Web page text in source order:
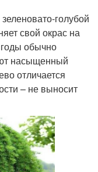
голубой
свой окрас на
обычно
насыщенный
отличается
– не выносит